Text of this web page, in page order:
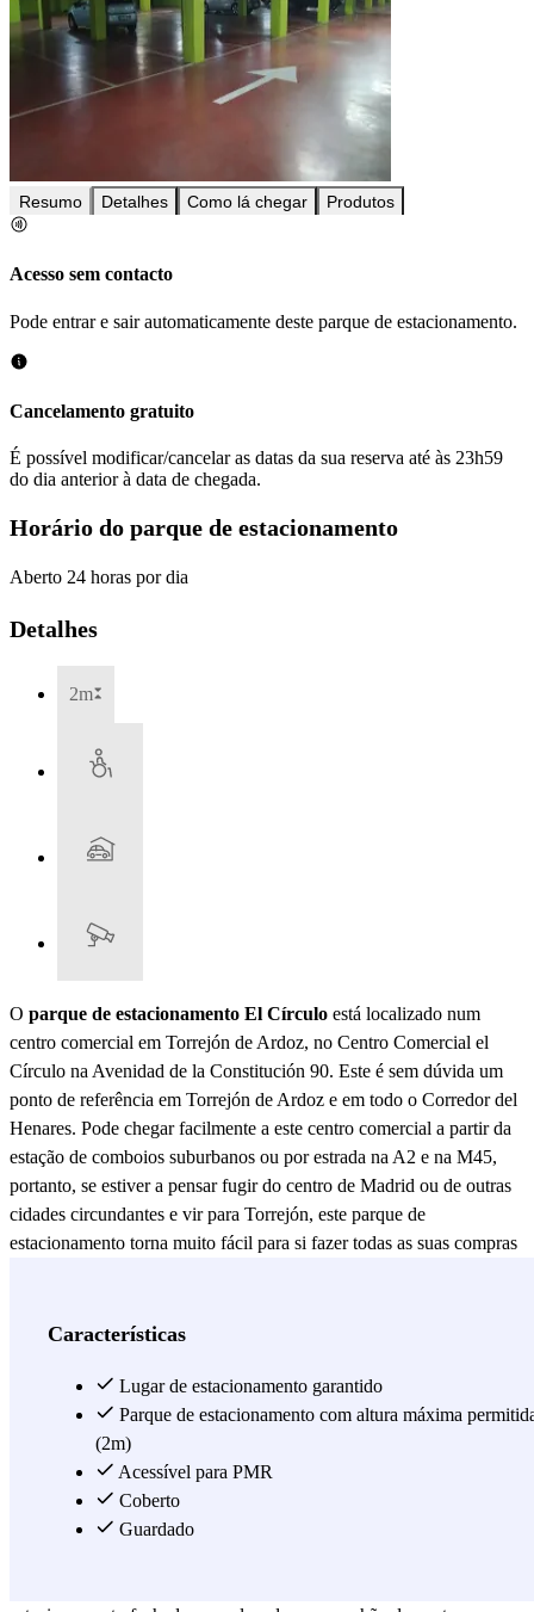
Resumo Detalhes Como lá chegar Produtos
Acesso sem contacto
Pode entrar e sair automaticamente deste parque de estacionamento.
Cancelamento gratuito
É possível modificar/cancelar as datas da sua reserva até às 23h59
do dia anterior à data de chegada.
Horário do parque de estacionamento
Aberto 24 horas por dia
Detalhes
2m
O parque de estacionamento El Círculo está localizado num
centro comercial em Torrejón de Ardoz, no Centro Comercial el
Círculo na Avenidad de la Constitución 90. Este é sem dúvida um
ponto de referência em Torrejón de Ardoz e em todo o Corredor del
Henares. Pode chegar facilmente a este centro comercial a partir da
estação de comboios suburbanos ou por estrada na A2 e na M45,
portanto, se estiver a pensar fugir do centro de Madrid ou de outras
cidades circundantes e vir para Torrejón, este parque de
estacionamento torna muito fácil para si fazer todas as suas compras
pé da estação de comboios suburbanos e fica muito perto do centro,
Municipal fica a 12 minutos a pé e o Museu da Cidade a 7 minutos a
pé ou o Teatro Municipal a 10 minutos a pé, por isso pode deixar o
seu carro aqui depois das compras e caminhar até ao centro se quiser
continuar com os seus negócios ou visitas. Leroy Merlin está
também mesmo ao lado. Para entrar no parque de estacionamento
tem de recolher o seu bilhete e quando sair terá de ligar para o
Características
Lugar de estacionamento garantido
Parque de estacionamento com altura máxima
(2m)
Acessível para PMR
Coberto
Guardado